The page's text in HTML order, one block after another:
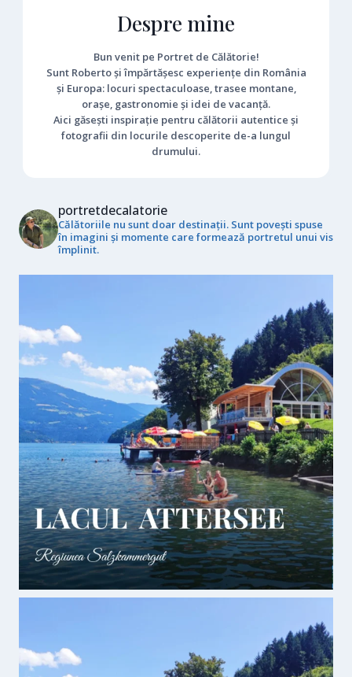
Despre mine
Bun venit pe Portret de Călătorie!
Sunt Roberto și împărtășesc experiențe din România
și Europa: locuri spectaculoase, trasee montane,
orașe, gastronomie și idei de vacanță.
Aici găsești inspirație pentru călătorii autentice și
fotografii din locurile descoperite de-a lungul
drumului.
portretdecalatorie
Călătoriile nu sunt doar destinații. Sunt povești spuse
în imagini și momente care formează portretul unui vis
împlinit.